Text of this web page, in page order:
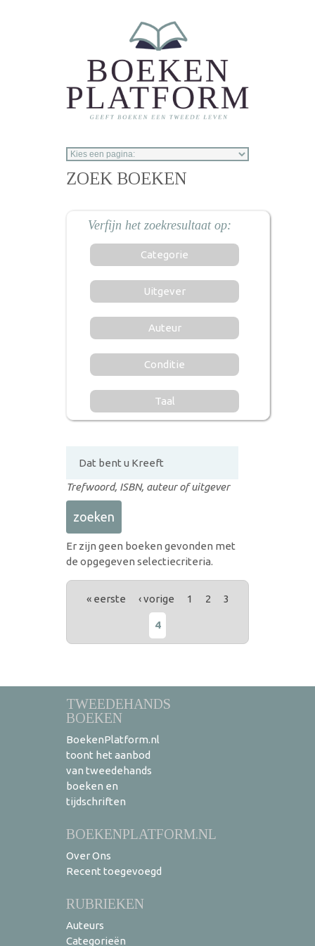
ZOEK BOEKEN
Categorie
Uitgever
Auteur
Conditie
Taal
Trefwoord, ISBN, auteur of uitgever
Er zijn geen boeken gevonden met
de opgegeven selectiecriteria.
PAGINA'S
« eerste ‹ vorige 1 2 3
4
TWEEDEHANDS
BOEKEN
BoekenPlatform.nl
toont het aanbod
van tweedehands
boeken en
tijdschriften
BOEKENPLATFORM.NL
Over Ons
Recent toegevoegd
RUBRIEKEN
Auteurs
Categorieën